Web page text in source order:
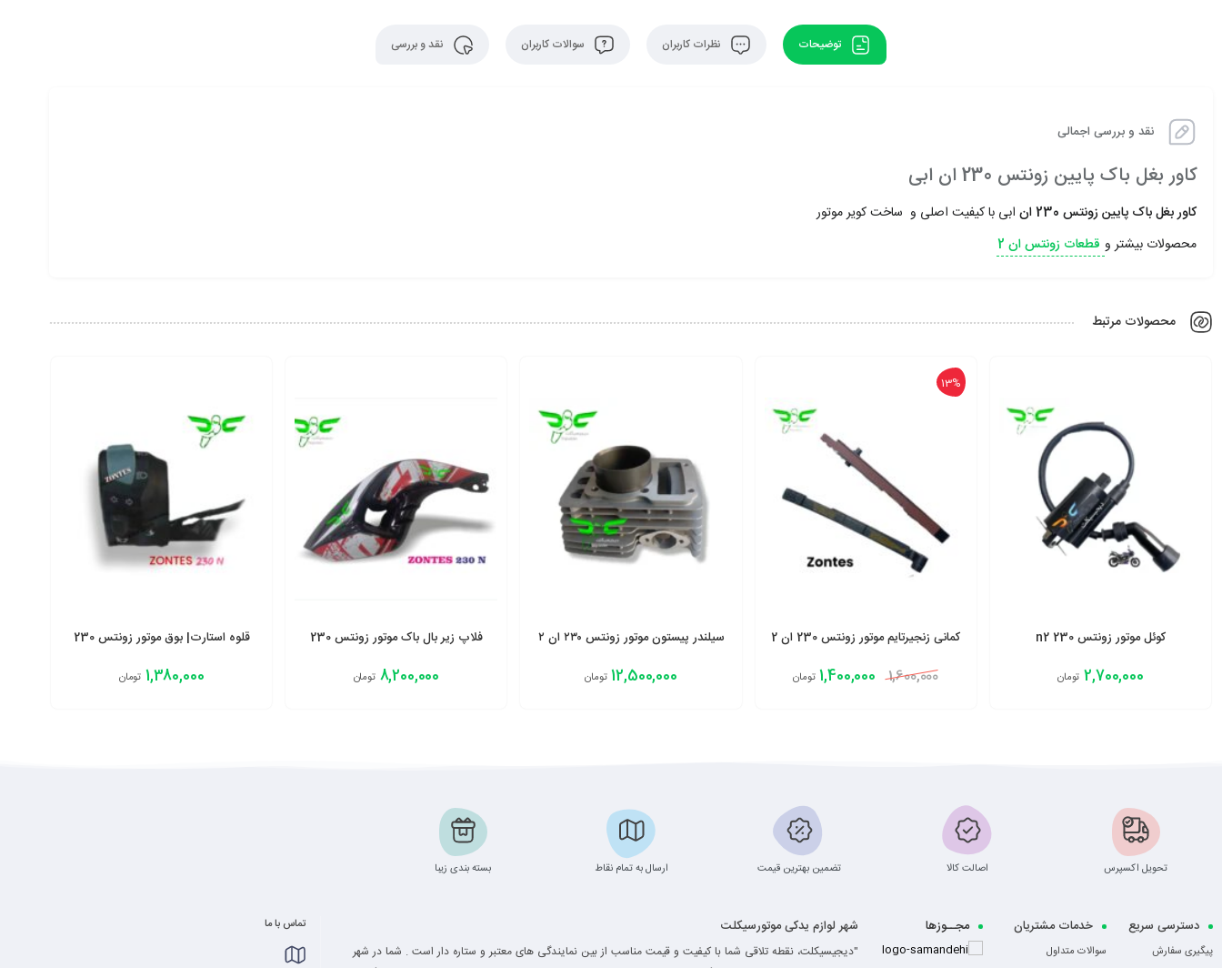
توضیحات نظرات کاربران سوالات کاربران نقد و بررسی
نقد و بررسی اجمالی
کاور بغل باک پایین زونتس 230 ان ابی
کاور بغل باک پایین زونتس 230 ان
ابی با کیفیت اصلی و ساخت کویر موتور
محصولات بیشتر و قطعات زونتس ان 2
محصولات مرتبط
کوئل موتور زونتس 230 n2
2,700,000 تومان
13%
کمانی زنجیرتایم موتور زونتس 230 ان 2
1,600,000
1,400,000 تومان
سیلندر پیستون موتور زونتس ۲۳۰ ان ۲
12,500,000 تومان
فلاپ زیر بال باک موتور زونتس 230
8,200,000 تومان
قلوه استارت| بوق موتور زونتس 230
1,380,000 تومان
تحویل اکسپرس اصالت کالا تضمین بهترین قیمت ارسال به تمام نقاط بسته بندی زیبا
دسترسی سریع
پیگیری سفارش
خدمات مشتریان
سوالات متداول
مجــوزها
-
شهر لوازم یدکی موتورسیکلت
"دیجیسیکلت، نقطه تلاقی شما با کیفیت و قیمت مناسب از بین نمایندگی های معتبر و ستاره دار است . شما در شهر
تماس با ما